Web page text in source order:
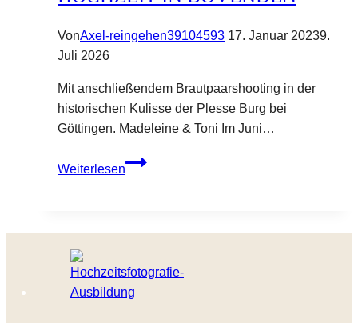
VonAxel-reingehen39104593 17. Januar 20239.
Juli 2026
Mit anschließendem Brautpaarshooting in der
historischen Kulisse der Plesse Burg bei
Göttingen. Madeleine & Toni Im Juni…
Weiterlesen
Standesamtliche